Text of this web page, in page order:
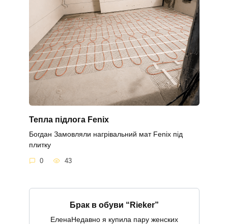
Тепла підлога Fenix
Богдан Замовляли нагрівальний мат Fenix під
плитку
0 43
Брак в обуви “Rieker”
ЕленаНедавно я купила пару женских